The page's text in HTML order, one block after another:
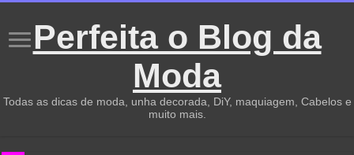
Perfeita o Blog da
Moda
Todas as dicas de moda, unha decorada, DiY, maquiagem, Cabelos e
muito mais.